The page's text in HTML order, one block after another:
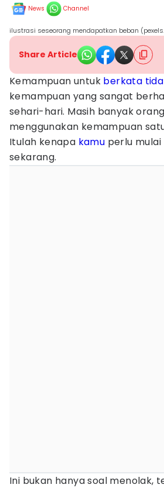
News Channel
ilustrasi seseorang mendapatkan beban
Share Article
Kemampuan untuk berkata
kemampuan yang sangat
sehari-hari. Masih banyak
menggunakan kemampuan
Itulah kenapa kamu perlu
sekarang.
Ini bukan hanya soal menolak,